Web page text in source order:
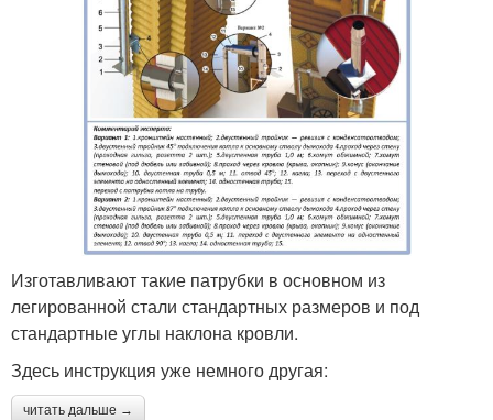
Изготавливают такие патрубки в основном из
легированной стали стандартных размеров и под
стандартные углы наклона кровли.
Здесь инструкция уже немного другая:
читать дальше →